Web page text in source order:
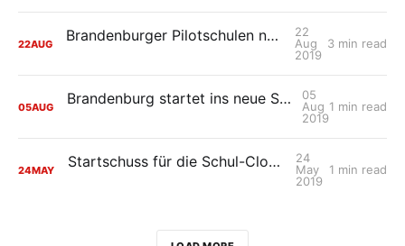
22AUG Brandenburger Pilotschulen nehmen Fahrt auf
22
Aug
2019
3 min read
05AUG Brandenburg startet ins neue Schuljahr: mit der Schul-Cloud Brandenburg
05
Aug
2019
1 min read
24MAY Startschuss für die Schul-Cloud Brandenburg
24
May
2019
1 min read